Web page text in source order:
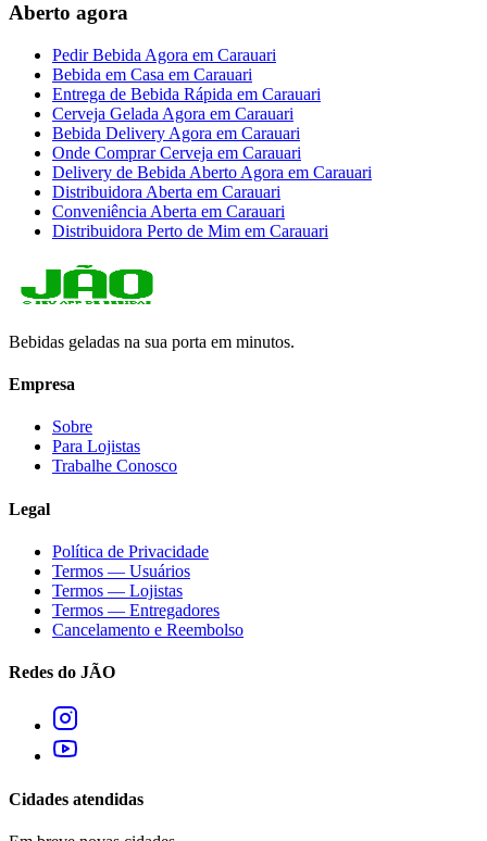
Aberto agora
Pedir Bebida Agora em Carauari
Bebida em Casa em Carauari
Entrega de Bebida Rápida em Carauari
Cerveja Gelada Agora em Carauari
Bebida Delivery Agora em Carauari
Onde Comprar Cerveja em Carauari
Delivery de Bebida Aberto Agora em Carauari
Distribuidora Aberta em Carauari
Conveniência Aberta em Carauari
Distribuidora Perto de Mim em Carauari
Bebidas geladas na sua porta em minutos.
Empresa
Sobre
Para Lojistas
Trabalhe Conosco
Legal
Política de Privacidade
Termos — Usuários
Termos — Lojistas
Termos — Entregadores
Cancelamento e Reembolso
Redes do JÃO
Cidades atendidas